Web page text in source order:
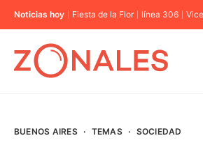
Noticias hoy Fiesta de la Flor línea 306
BUENOS AIRES · TEMAS · SOCIEDAD